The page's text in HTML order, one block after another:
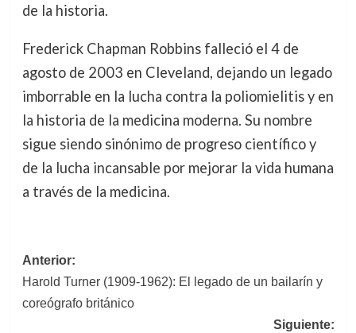
de la historia.
Frederick Chapman Robbins falleció el 4 de
agosto de 2003 en Cleveland, dejando un legado
imborrable en la lucha contra la poliomielitis y en
la historia de la medicina moderna. Su nombre
sigue siendo sinónimo de progreso científico y
de la lucha incansable por mejorar la vida humana
a través de la medicina.
Navegación
de
entradas
Anterior:
Harold Turner (1909-1962): El legado de un bailarín y
coreógrafo británico
Siguiente: